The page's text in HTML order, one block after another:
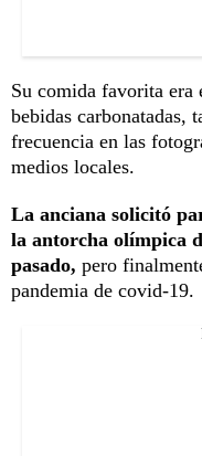
Su comida favorita era
bebidas carbonatadas,
frecuencia en las
medios locales.
La anciana solicitó
la antorcha olímpica
pasado, pero
pandemia de covid-19.